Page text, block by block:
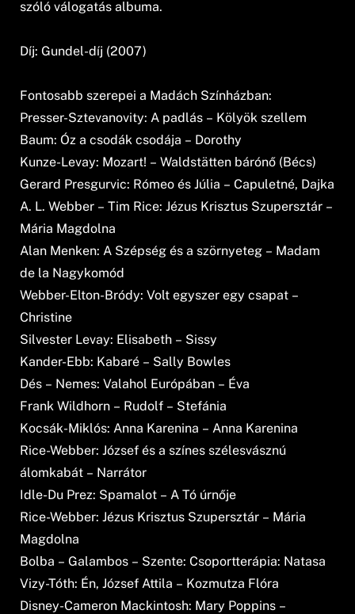
szóló válogatás albuma.
Díj: Gundel-díj (2007)
Fontosabb szerepei a Madách Színházban:
Presser-Sztevanovity: A padlás – Kölyök szellem
Baum: Óz a csodák csodája – Dorothy
Kunze-Levay: Mozart! – Waldstätten bárónő (Bécs)
Gerard Presgurvic: Rómeo és Júlia – Capuletné, Dajka
A. L. Webber – Tim Rice: Jézus Krisztus Szupersztár –
Mária Magdolna
Alan Menken: A Szépség és a szörnyeteg – Madam
de la Nagykomód
Webber-Elton-Bródy: Volt egyszer egy csapat –
Christine
Silvester Levay: Elisabeth – Sissy
Kander-Ebb: Kabaré – Sally Bowles
Dés – Nemes: Valahol Európában – Éva
Frank Wildhorn – Rudolf – Stefánia
Kocsák-Miklós: Anna Karenina – Anna Karenina
Rice-Webber: József és a színes szélesvásznú
álomkabát – Narrátor
Idle-Du Prez: Spamalot – A Tó úrnője
Rice-Webber: Jézus Krisztus Szupersztár – Mária
Magdolna
Bolba – Galambos – Szente: Csoportterápia: Natasa
Vizy-Tóth: Én, József Attila – Kozmutza Flóra
Disney-Cameron Mackintosh: Mary Poppins –